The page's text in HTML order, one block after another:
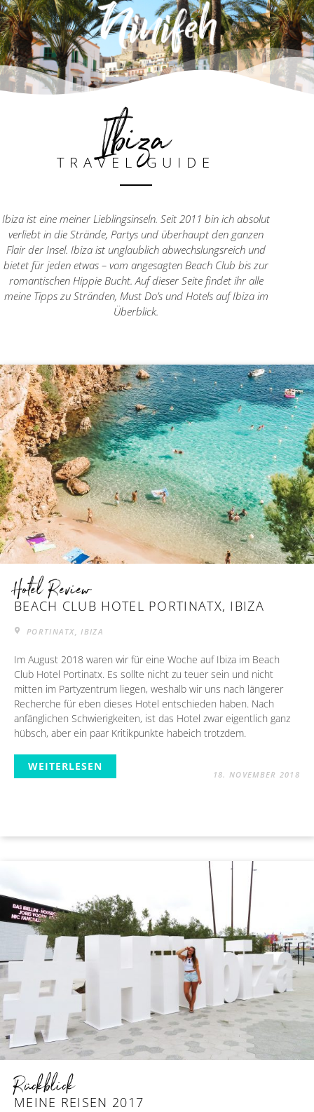
Ibiza
TRAVEL GUIDE
Ibiza ist eine meiner Lieblingsinseln. Seit 2011 bin ich absolut
verliebt in die Strände, Partys und überhaupt den ganzen
Flair der Insel. Ibiza ist unglaublich abwechslungsreich und
bietet für jeden etwas – vom angesagten Beach Club bis zur
romantischen Hippie Bucht. Auf dieser Seite findet ihr alle
meine Tipps zu Stränden, Must Do’s und Hotels auf Ibiza im
Überblick.
Hotel Review
BEACH CLUB HOTEL PORTINATX, IBIZA
PORTINATX, IBIZA
Im August 2018 waren wir für eine Woche auf Ibiza im Beach
Club Hotel Portinatx. Es sollte nicht zu teuer sein und nicht
mitten im Partyzentrum liegen, weshalb wir uns nach längerer
Recherche für eben dieses Hotel entschieden haben. Nach
anfänglichen Schwierigkeiten, ist das Hotel zwar eigentlich ganz
hübsch, aber ein paar Kritikpunkte habeich trotzdem.
WEITERLESEN
18. NOVEMBER 2018
Rückblick
MEINE REISEN 2017